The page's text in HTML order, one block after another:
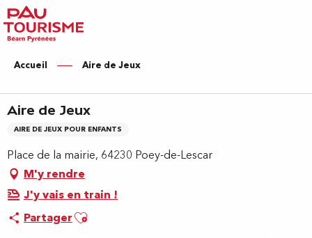
Aller
au
contenu
principal
Accueil Aire de Jeux
Aire de Jeux
AIRE DE JEUX POUR ENFANTS
Place de la mairie, 64230 Poey-de-Lescar
M'y rendre
J'y vais en train !
PartagerAjouter aux favoris